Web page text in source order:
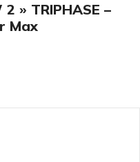
2 » TRIPHASE –
Max